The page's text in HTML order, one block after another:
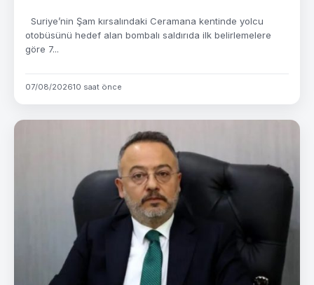
Suriye’nin Şam kırsalındaki Ceramana kentinde yolcu
otobüsünü hedef alan bombalı saldırıda ilk belirlemelere
göre 7...
07/08/202610 saat önce